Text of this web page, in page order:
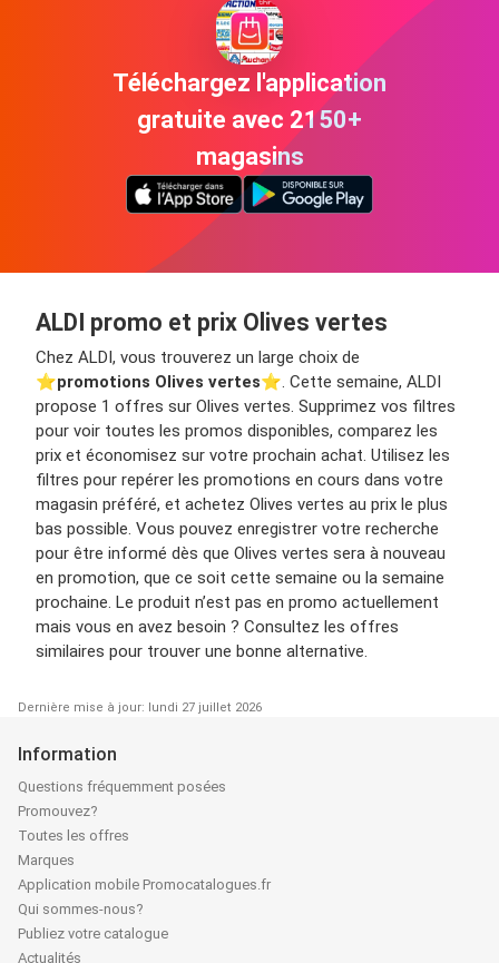
Téléchargez l'application
gratuite avec 2150+
magasins
ALDI promo et prix Olives vertes
Chez ALDI, vous trouverez un large choix de
⭐️promotions Olives vertes⭐️. Cette semaine, ALDI
propose 1 offres sur Olives vertes. Supprimez vos filtres
pour voir toutes les promos disponibles, comparez les
prix et économisez sur votre prochain achat. Utilisez les
filtres pour repérer les promotions en cours dans votre
magasin préféré, et achetez Olives vertes au prix le plus
bas possible. Vous pouvez enregistrer votre recherche
pour être informé dès que Olives vertes sera à nouveau
en promotion, que ce soit cette semaine ou la semaine
prochaine. Le produit n’est pas en promo actuellement
mais vous en avez besoin ? Consultez les offres
similaires pour trouver une bonne alternative.
Dernière mise à jour: lundi 27 juillet 2026
Information
Questions fréquemment posées
Promouvez?
Toutes les offres
Marques
Application mobile Promocatalogues.fr
Qui sommes-nous?
Publiez votre catalogue
Actualités